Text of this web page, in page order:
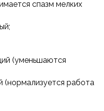
спазм мелких
(уменьшаются
работа